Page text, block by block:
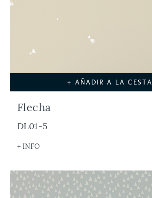
+ AÑADIR A LA CESTA
Flecha
DL01-5
+ INFO